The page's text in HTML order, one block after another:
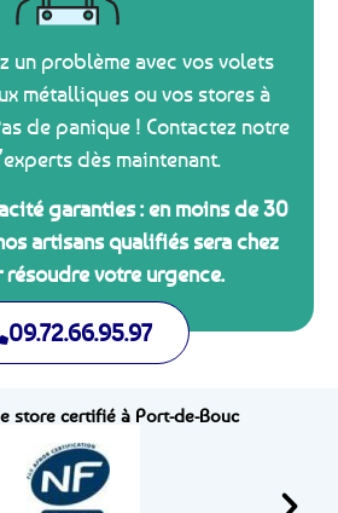
un problème avec vos volets
métalliques ou vos stores à
de panique ! Contactez notre
dès maintenant.
garanties : en moins de 30
artisans qualifiés sera chez
résoudre votre urgence.
09.72.66.95.97
store certifié à Port-de-Bouc